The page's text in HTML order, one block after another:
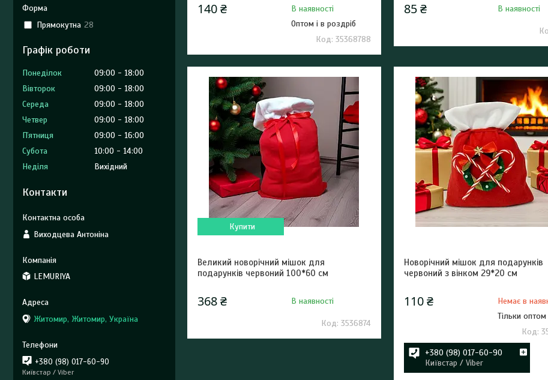
140 ₴
В наявності
Оптом і в роздріб
35368788
85 ₴ В наявності
Купити
Великий новорічний мішок для
подарунків червоний 100*60 см
368 ₴ В наявності
3536874
Новорічний мішок для подарунків
червоний з вінком 29*20 см
110 ₴
Немає в
Тільки оптом
+380 (98) 017-60-90
Київстар / Viber
Форма
Прямокутна 28
Графік роботи
Понеділок 09:00
18:00
Вівторок
09:00
18:00
Середа
09:00
18:00
Четвер
09:00
18:00
Пʼятниця
09:00
16:00
Субота
10:00
14:00
Неділя
Вихідний
Контакти
Виходцева Антоніна
LEMURIYA
Житомир, Житомир, Україна
+380 (98) 017-60-90
Київстар / Viber